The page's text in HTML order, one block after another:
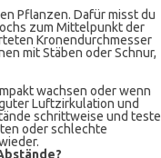
Pflanzen. Dafür misst du
zum Mittelpunkt der
Kronendurchmesser
mit Stäben oder Schnur,
wachsen oder wenn
Luftzirkulation und
schrittweise und teste
oder schlechte